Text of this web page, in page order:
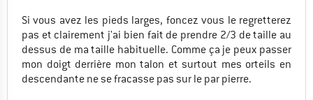
Si vous avez les pieds larges, foncez vous le regretterez
pas et clairement j'ai bien fait de prendre 2/3 de taille au
dessus de ma taille habituelle. Comme ça je peux passer
mon doigt derrière mon talon et surtout mes orteils en
descendante ne se fracasse pas sur le par pierre.